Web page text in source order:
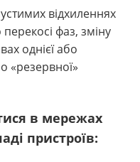
відхиленнях
фаз, зміну
однієї або
«резервної»
в мережах
пристроїв: